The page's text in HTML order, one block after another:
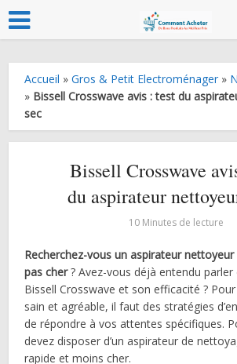
Accueil »Gros & Petit Electroménager »
» Bissell Crosswave avis : test du
sec
Bissell Crosswave
du aspirateur
10 Minutes de lecture
Recherchez-vous un aspirateur
pas cher? Avez-vous déjà entendu parler
Bissell Crosswave et son efficacité ?
sain et agréable, il faut des stratégies
de répondre à vos attentes spécifiques.
devez disposer d’un aspirateur de
rapide et moins cher.